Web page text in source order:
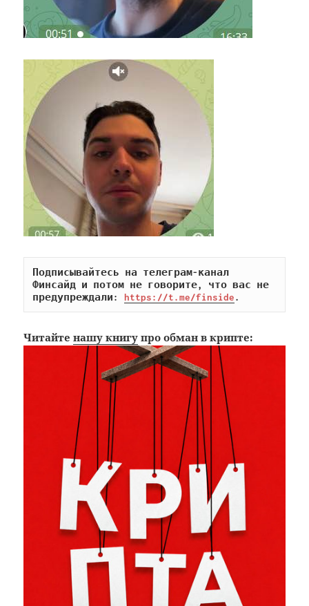
Подписывайтесь на телеграм-канал
Финсайд и потом не говорите, что вас не
предупреждали: https://t.me/finside.
Читайтенашу книгу про обман в крипте: